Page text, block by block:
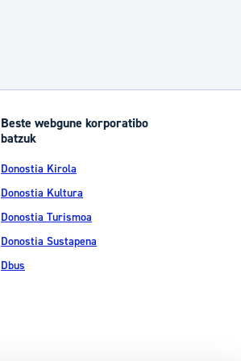
Beste webgune korporatibo
batzuk
Donostia Kirola
Donostia Kultura
Donostia Turismoa
Donostia Sustapena
Dbus